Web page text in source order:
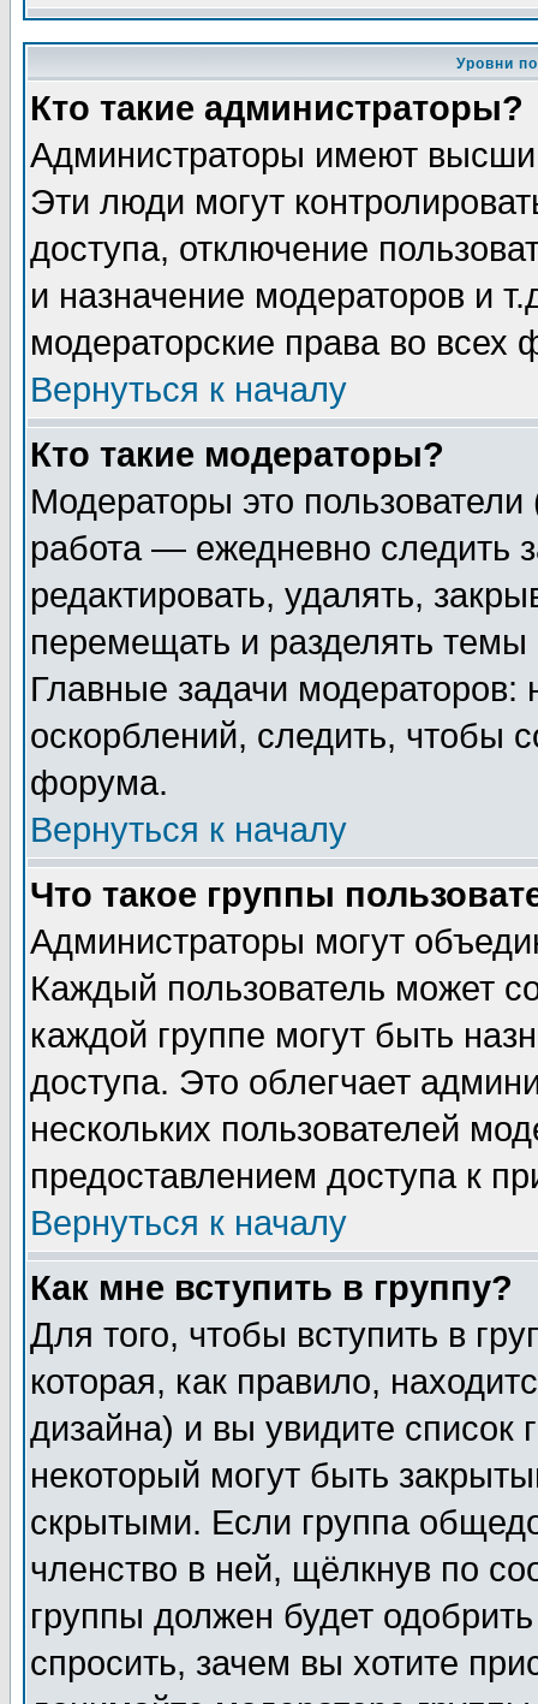
Уровни
Кто такие администраторы?
Администраторы имеют
Эти люди могут
доступа, отключение
и назначение модераторов и
модераторские права во всех
Вернуться к началу
Кто такие модераторы?
Модераторы это
работа — ежедневно следить
редактировать, удалять,
перемещать и разделять
Главные задачи
оскорблений, следить, чтобы
форума.
Вернуться к началу
Что такое группы
Администраторы могут
Каждый пользователь может
каждой группе могут быть
доступа. Это облегчает
нескольких пользователей
предоставлением доступа к
Вернуться к началу
Как мне вступить в группу?
Для того, чтобы вступить в
которая, как правило,
дизайна) и вы увидите список
некоторый могут быть
скрытыми. Если группа
членство в ней, щёлкнув по
группы должен будет
спросить, зачем вы хотите